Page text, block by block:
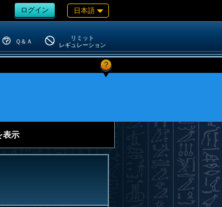
ログイン 日本語
Ｑ＆Ａ
リミット
レギュレーション
?
表示